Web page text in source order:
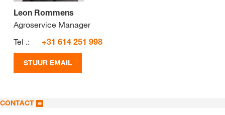
Leon Rommens
Agroservice Manager
Tel .:
+31 614 251 998
STUUR EMAIL
CONTACT